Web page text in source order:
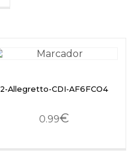
2-Allegretto-CDI-AF6FCO4
0.99€